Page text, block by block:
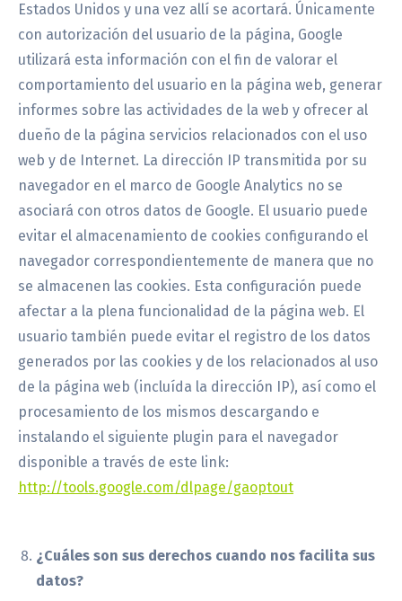
Estados Unidos y una vez allí se acortará. Únicamente
con autorización del usuario de la página, Google
utilizará esta información con el fin de valorar el
comportamiento del usuario en la página web, generar
informes sobre las actividades de la web y ofrecer al
dueño de la página servicios relacionados con el uso
web y de Internet. La dirección IP transmitida por su
navegador en el marco de Google Analytics no se
asociará con otros datos de Google. El usuario puede
evitar el almacenamiento de cookies configurando el
navegador correspondientemente de manera que no
se almacenen las cookies. Esta configuración puede
afectar a la plena funcionalidad de la página web. El
usuario también puede evitar el registro de los datos
generados por las cookies y de los relacionados al uso
de la página web (incluída la dirección IP), así como el
procesamiento de los mismos descargando e
instalando el siguiente plugin para el navegador
disponible a través de este link:
http://tools.google.com/dlpage/gaoptout
¿Cuáles son sus derechos cuando nos facilita sus
datos?